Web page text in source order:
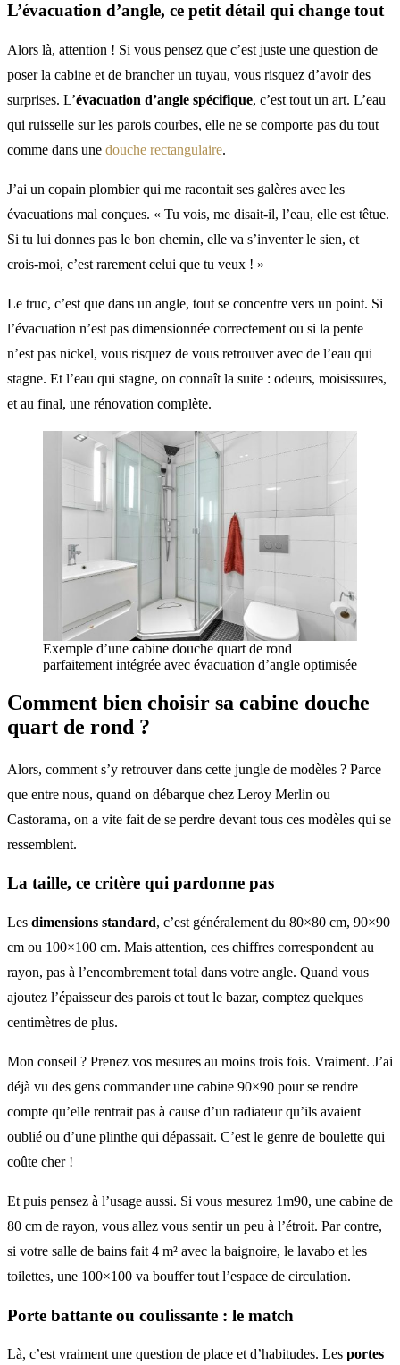
L’évacuation d’angle, ce petit détail qui change tout
Alors là, attention ! Si vous pensez que c’est juste une question de
poser la cabine et de brancher un tuyau, vous risquez d’avoir des
surprises. L’évacuation d’angle spécifique, c’est tout un art. L’eau
qui ruisselle sur les parois courbes, elle ne se comporte pas du tout
comme dans une douche rectangulaire.
J’ai un copain plombier qui me racontait ses galères avec les
évacuations mal conçues. « Tu vois, me disait-il, l’eau, elle est têtue.
Si tu lui donnes pas le bon chemin, elle va s’inventer le sien, et
crois-moi, c’est rarement celui que tu veux ! »
Le truc, c’est que dans un angle, tout se concentre vers un point. Si
l’évacuation n’est pas dimensionnée correctement ou si la pente
n’est pas nickel, vous risquez de vous retrouver avec de l’eau qui
stagne. Et l’eau qui stagne, on connaît la suite : odeurs, moisissures,
et au final, une rénovation complète.
Exemple d’une cabine douche quart de rond
parfaitement intégrée avec évacuation d’angle optimisée
Comment bien choisir sa cabine douche
quart de rond ?
Alors, comment s’y retrouver dans cette jungle de modèles ? Parce
que entre nous, quand on débarque chez Leroy Merlin ou
Castorama, on a vite fait de se perdre devant tous ces modèles qui se
ressemblent.
La taille, ce critère qui pardonne pas
Les dimensions standard, c’est généralement du 80×80 cm, 90×90
cm ou 100×100 cm. Mais attention, ces chiffres correspondent au
rayon, pas à l’encombrement total dans votre angle. Quand vous
ajoutez l’épaisseur des parois et tout le bazar, comptez quelques
centimètres de plus.
Mon conseil ? Prenez vos mesures au moins trois fois. Vraiment. J’ai
déjà vu des gens commander une cabine 90×90 pour se rendre
compte qu’elle rentrait pas à cause d’un radiateur qu’ils avaient
oublié ou d’une plinthe qui dépassait. C’est le genre de boulette qui
coûte cher !
Et puis pensez à l’usage aussi. Si vous mesurez 1m90, une cabine de
80 cm de rayon, vous allez vous sentir un peu à l’étroit. Par contre,
si votre salle de bains fait 4 m² avec la baignoire, le lavabo et les
toilettes, une 100×100 va bouffer tout l’espace de circulation.
Porte battante ou coulissante : le match
Là, c’est vraiment une question de place et d’habitudes. Les portes